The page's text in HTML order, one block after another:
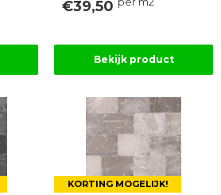
€39,50
Bekijk product
KORTING MOGELIJK!